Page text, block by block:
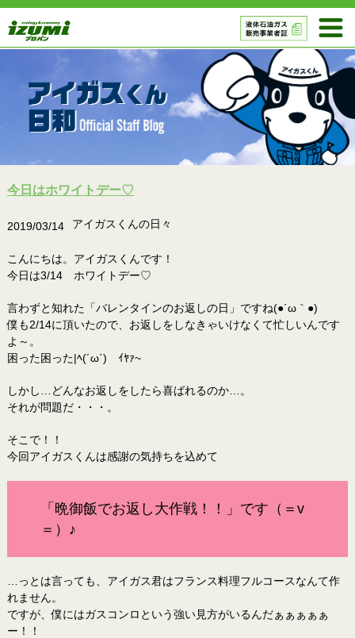
今日はホワイトデー♡
2019/03/14 アイガスくんの日々
こんにちは。アイガスくんです！
今日は3/14 ホワイトデー♡
言わずと知れた「バレンタインのお返しの日」ですね(●´ω｀●)ゞ
僕も2/14に頂いたので、お返しをしなきゃいけなくて忙しいんです
よ～。
困った困った|ﾍ(´ω`)ゞｲﾔｧ~
しかし…どんなお返しをしたら喜ばれるのか…。
それが問題だ・・・。
そこで！！
今回アイガスくんは感謝の気持ちを込めて
「晩御飯でお返し大作戦！！」です（＝v
＝）♪
…っとは言っても、アイガス君はフランス料理フルコースなんて作
れません。
ですが、僕にはガスコンロという強い見方がいるんだぁぁぁぁぁ
ー！！